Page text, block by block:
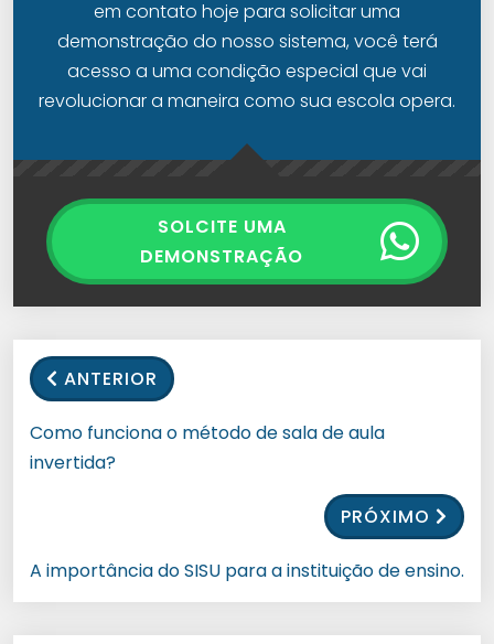
em contato hoje para solicitar uma
demonstração do nosso sistema, você terá
acesso a uma condição especial que vai
revolucionar a maneira como sua escola opera.
SOLCITE UMA
DEMONSTRAÇÃO
ANTERIOR
Como funciona o método de sala de aula
invertida?
PRÓXIMO
A importância do SISU para a instituição de ensino.